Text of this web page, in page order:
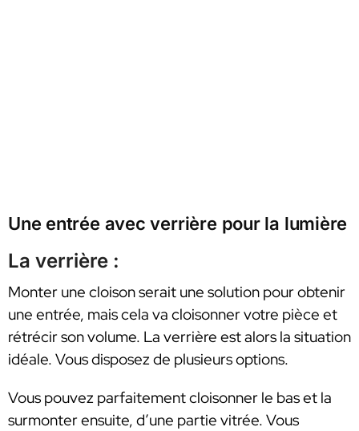
Une entrée avec verrière pour la lumière
La verrière :
Monter une cloison serait une solution pour obtenir
une entrée, mais cela va cloisonner votre pièce et
rétrécir son volume. La verrière est alors la situation
idéale. Vous disposez de plusieurs options.
Vous pouvez parfaitement cloisonner le bas et la
surmonter ensuite, d’une partie vitrée. Vous